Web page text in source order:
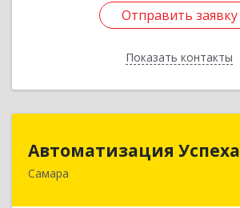
Отправить заявку
Показать контакты
Отправить заявку
Назад
Автоматизация Успеха
Самара